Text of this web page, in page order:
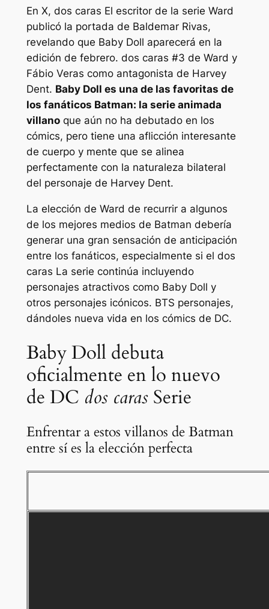
En X, dos caras El escritor de la serie Ward
publicó la portada de Baldemar Rivas,
revelando que Baby Doll aparecerá en la
edición de febrero. dos caras #3 de Ward y
Fábio Veras como antagonista de Harvey
Dent. Baby Doll es una de las favoritas de
los fanáticos Batman: la serie animada
villanoque aún no ha debutado en los
cómics, pero tiene una aflicción interesante
de cuerpo y mente que se alinea
perfectamente con la naturaleza bilateral
del personaje de Harvey Dent.
La elección de Ward de recurrir a algunos
de los mejores medios de Batman debería
generar una gran sensación de anticipación
entre los fanáticos, especialmente si el dos
caras La serie continúa incluyendo
personajes atractivos como Baby Doll y
otros personajes icónicos. BTS personajes,
dándoles nueva vida en los cómics de DC.
Baby Doll debuta
oficialmente en lo nuevo
de DC dos carasSerie
Enfrentar a estos villanos de Batman
entre sí es la elección perfecta